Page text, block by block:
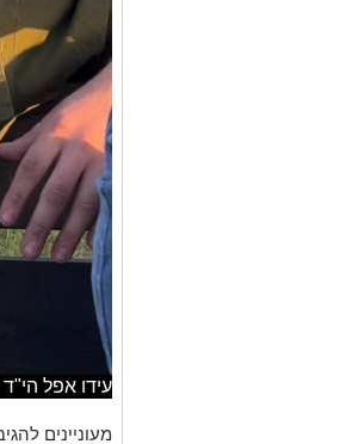
עידו אפל הי"ד
מעוניינים